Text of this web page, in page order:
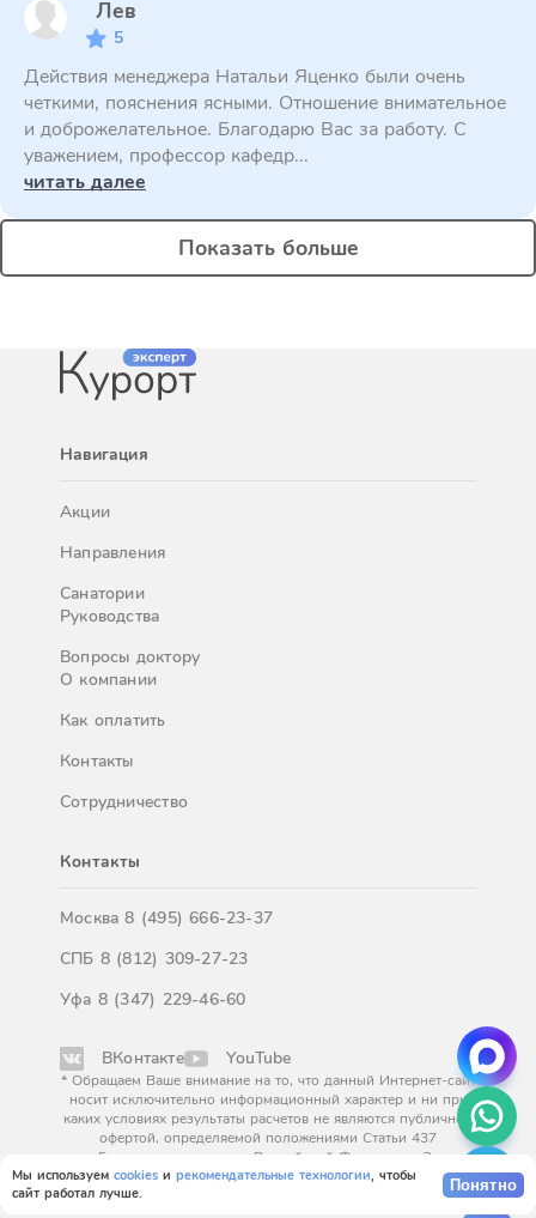
Мы используем cookies и рекомендательные технологии, чтобы
сайт работал лучше.
Понятно
Лев
5
Действия менеджера Натальи Яценко были очень
четкими, пояснения ясными. Отношение внимательное
и доброжелательное. Благодарю Вас за работу. С
уважением, профессор кафедр...
читать далее
Показать больше
Навигация
Акции
Направления
Санатории
Руководства
Вопросы доктору
О компании
Как оплатить
Контакты
Сотрудничество
Контакты
Москва8 (495) 666-23-37
СПБ 8 (812) 309-27-23
Уфа 8 (347) 229-46-60
ВКонтакте YouTube
* Обращаем Ваше внимание на то, что данный Интернет-сайт
носит исключительно информационный характер и ни при
каких условиях результаты расчетов не являются публичной
офертой, определяемой положениями Статьи 437
Гражданского кодекса Российской Федерации. За
окончательным расчетом обращайтесь к нашим менеджерам.